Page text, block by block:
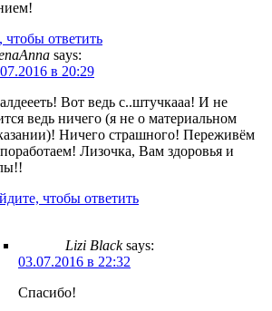
чтобы ответить
says:
в 20:29
Вот ведь с..штучкааа! И не
ведь ничего (я не о материальном
Ничего страшного! Переживём
Лизочка, Вам здоровья и
чтобы ответить
Lizi Black says:
03.07.2016 в 22:32
Спасибо!